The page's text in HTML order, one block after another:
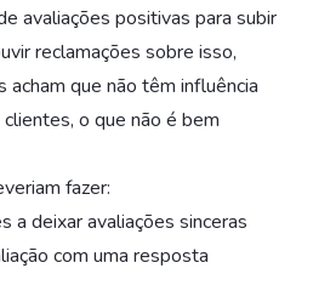
avaliações positivas para subir
reclamações sobre isso,
que não têm influência
o que não é bem
fazer:
a deixar avaliações sinceras
com uma resposta